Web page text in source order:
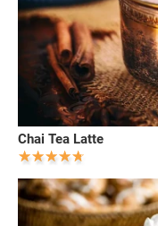
Chai Tea Latte